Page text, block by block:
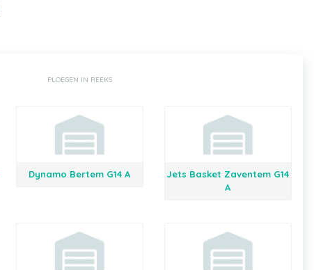
PLOEGEN IN REEKS
Dynamo Bertem G14 A
Jets Basket Zaventem G14
A